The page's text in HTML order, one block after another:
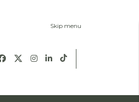
Skip menu